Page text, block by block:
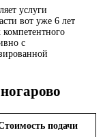
услуги
вот уже 6 лет
компетентного
с
подачи